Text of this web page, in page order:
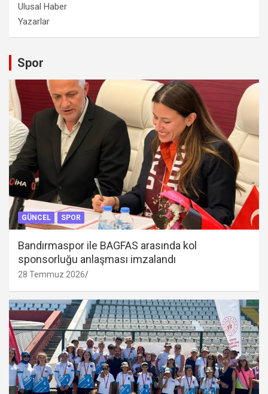
Ulusal Haber
Yazarlar
Spor
GÜNCEL SPOR
Bandırmaspor ile BAGFAS arasında kol
sponsorluğu anlaşması imzalandı
28 Temmuz 2026